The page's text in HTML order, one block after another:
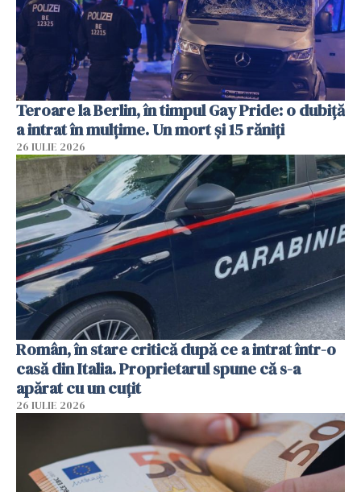
Teroare la Berlin, în timpul Gay Pride: o dubiță
a intrat în mulțime. Un mort și 15 răniți
26 IULIE 2026
Român, în stare critică după ce a intrat într-o
casă din Italia. Proprietarul spune că s-a
apărat cu un cuțit
26 IULIE 2026